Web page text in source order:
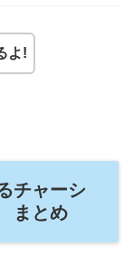
よ!
チャーシ
まとめ